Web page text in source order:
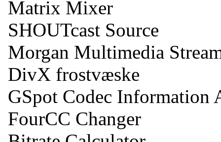
Matrix Mixer
SHOUTcast Source
Morgan Multimedia
DivX frostvæske
GSpot Codec Information
FourCC Changer